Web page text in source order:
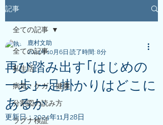
記事
全ての記事
私生活
病気・ケガ・健康
分割図の読み方
ラグナ検証
全ての記事
再び踏み出す｢はじめの
一歩｣─足掛かりはどこに
あるか
鹿村文助
2024年10月6日 読了時間: 8分
更新日： 2024年11月28日